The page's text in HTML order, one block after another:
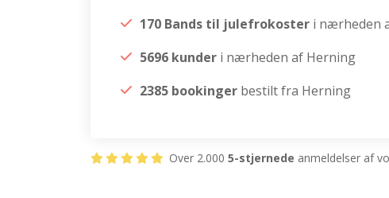
170 Bands til julefrokoster i nærheden
5696 kunder i nærheden af Herning
2385 bookinger bestilt fra Herning
Over 2.000 5-stjernede anmeldelser af